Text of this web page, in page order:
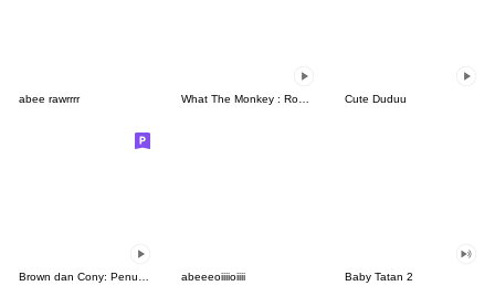
abee rawrrrr Cute Duduu
Brown dan Cony: Penuh Kasih abeeeoiiiioiiii Baby Tatan 2